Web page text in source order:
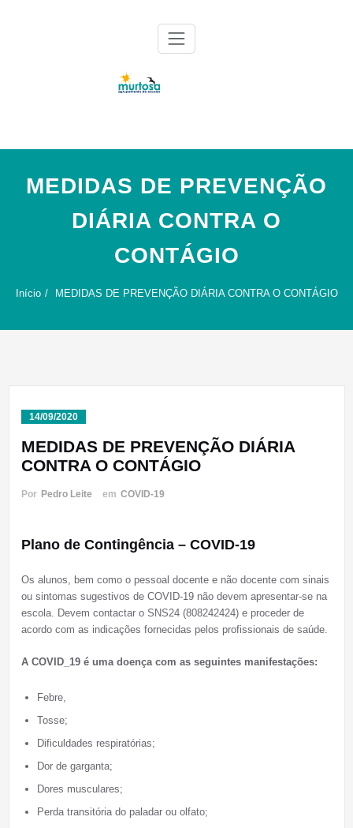
MEDIDAS DE PREVENÇÃO
DIÁRIA CONTRA O
CONTÁGIO
Início MEDIDAS DE PREVENÇÃO DIÁRIA CONTRA O CONTÁGIO
14/09/2020
MEDIDAS DE PREVENÇÃO DIÁRIA
CONTRA O CONTÁGIO
Por Pedro Leite em COVID-19
Plano de Contingência – COVID-19
Os alunos, bem como o pessoal docente e não docente com sinais
ou sintomas sugestivos de COVID-19 não devem apresentar-se na
escola. Devem contactar o SNS24 (808242424) e proceder de
acordo com as indicações fornecidas pelos profissionais de saúde.
A COVID_19 éuma doença com as seguintes manifestações:
Febre,
Tosse;
Dificuldades respiratórias;
Dor de garganta;
Dores musculares;
Perda transitória do paladar ou olfato;